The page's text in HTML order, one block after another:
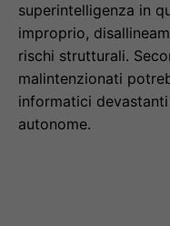
superintelligenza in
improprio,
rischi strutturali.
malintenzionati
informatici
autonome.